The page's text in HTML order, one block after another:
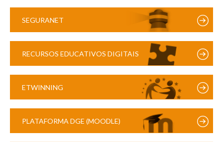
SEGURANET
RECURSOS EDUCATIVOS DIGITAIS
ETWINNING
PLATAFORMA DGE (MOODLE)